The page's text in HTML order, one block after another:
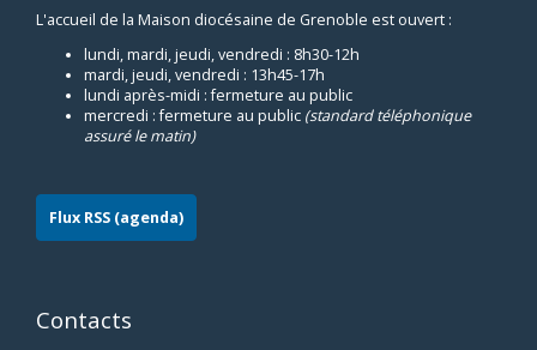
L'accueil de la Maison diocésaine de Grenoble est ouvert :
lundi, mardi, jeudi, vendredi : 8h30-12h
mardi, jeudi, vendredi : 13h45-17h
lundi après-midi : fermeture au public
mercredi : fermeture au public (standard téléphonique
assuré le matin)
Flux RSS (agenda)
Contacts